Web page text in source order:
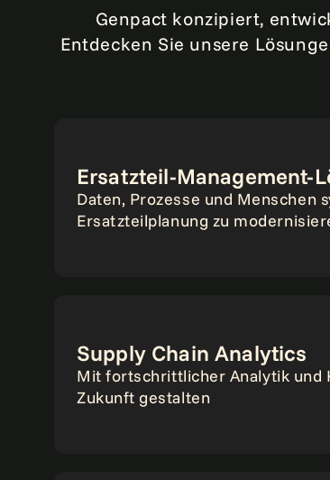
Genpact konzipiert,
Entdecken Sie unsere
Ersatzteil-Management-
Daten, Prozesse und Menschen
Ersatzteilplanung zu
Supply Chain Analytics
Mit fortschrittlicher Analytik und
Zukunft gestalten